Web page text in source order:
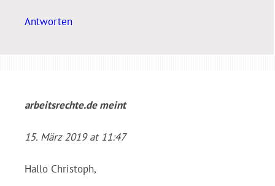
Antworten
arbeitsrechte.demeint
15. März 2019 at 11:47
Hallo Christoph,